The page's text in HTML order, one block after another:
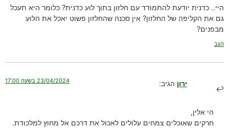
היי.. כדנית יודעת להתמודד עם חלזון בתוך לוע כדנית? כלומר היא תעכל
גם את הקליפה של החלזון? אין סכנה שהחלזון פשוט יאכל את הלוע
מבפנים?
הגב
ירון הגיב: 23/04/2024 בשעה 17:00
הי אלין,
חרקים שאוכלים צמחים עלולים לאכול את דרכם אל מחוץ למלכודת.